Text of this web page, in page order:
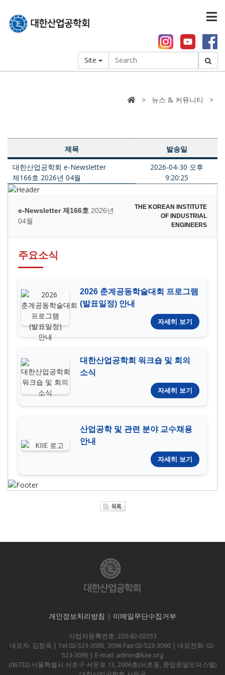
Site
> 뉴스 & 커뮤니티 >
제목
발송일
대한산업공학회 e-Newsletter
제166호 2026년 04월
2026-04-30 오후
9:20:25
e-Newsletter 제166호 2026년
04월
THE KOREAN INSTITUTE
OF INDUSTRIAL
ENGINEERS
주요소식
2026 춘계공동학술대회 프로그램
(발표일정) 안내
자세히 보기
대한산업공학회 워크숍 및 회의
소식
자세히 보기
산업공학 및 관련 분야 교수채용
안내
자세히 보기
개인정보처리방침 | 이메일무단수집거부
사업자등록번호: 220-82-02253
대표자: 김창욱 | Tel:02-523-3095, 3096 Fax:02-523-3090 | 대표전화: 02-
523-3095 | E-mail: admin@kiie.org
(06732) 서울특별시 서초구 서운로 13, 2006호(서초동, 중앙로얄오피스텔)